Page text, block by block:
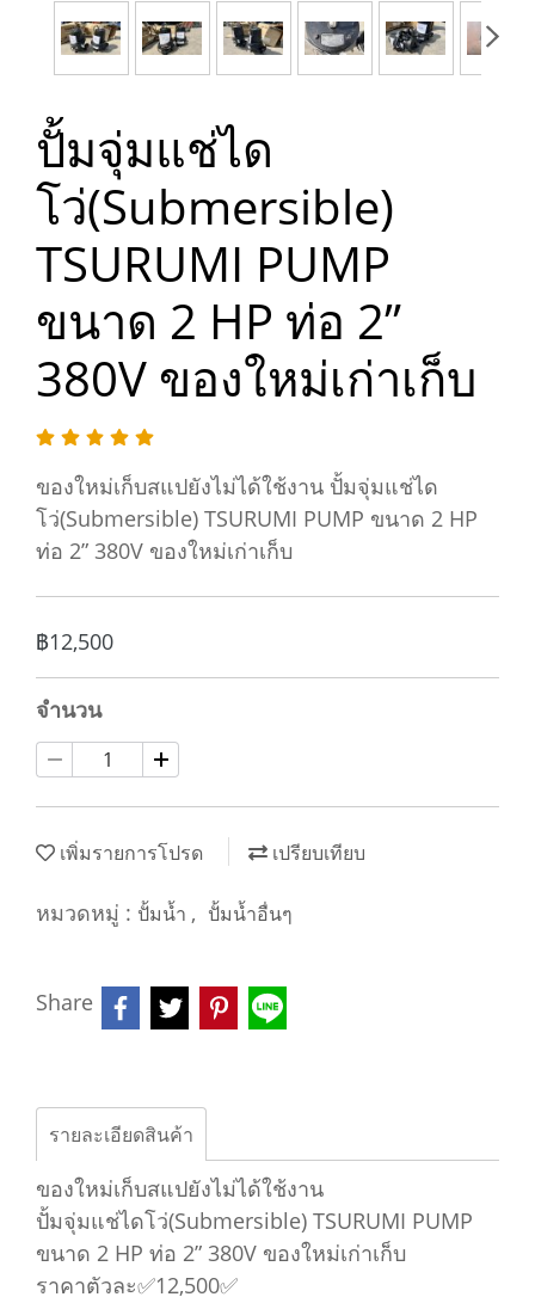
ปั้มจุ่มแช่ได
โว่(Submersible)
TSURUMI PUMP
ขนาด 2 HP ท่อ 2”
380V ของใหม่เก่าเก็บ
ของใหม่เก็บสแปยังไม่ได้ใช้งาน ปั้มจุ่มแช่ได
โว่(Submersible) TSURUMI PUMP ขนาด 2 HP
ท่อ 2” 380V ของใหม่เก่าเก็บ
฿12,500
จำนวน
เพิ่มรายการโปรด เปรียบเทียบ
หมวดหมู่ : ปั้มน้ำ , ปั้มน้ำอื่นๆ
Share
รายละเอียดสินค้า
ของใหม่เก็บสแปยังไม่ได้ใช้งาน
ปั้มจุ่มแช่ไดโว่(Submersible) TSURUMI PUMP
ขนาด 2 HP ท่อ 2” 380V ของใหม่เก่าเก็บ
ราคาตัวละ✅12,500✅